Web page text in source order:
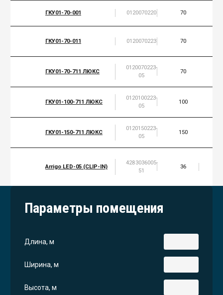
ГКУ01-70-001 0120070220 70
ГКУ01-70-011 0120070223 70
ГКУ01-70-711 ЛЮКС
0120070223-
05
70
ГКУ01-100-711 ЛЮКС
0120100223-
05
100
ГКУ01-150-711 ЛЮКС
0120150223-
05
150
Arrigo LED-05 (CLIP-IN)
4283036005-
51
36
Параметры помещения
Длина, м
Ширина, м
Высота, м